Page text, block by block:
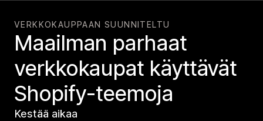
VERKKOKAUPPAAN SUUNNITELTU
Maailman parhaat
verkko­kaupat käyttävät
Shopify-teemoja
Kestää aikaa